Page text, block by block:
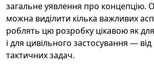
загальне уявлення про концепцію.
можна виділити кілька важливих
роблять цю розробку цікавою як
і для цивільного застосування —
тактичних задач.